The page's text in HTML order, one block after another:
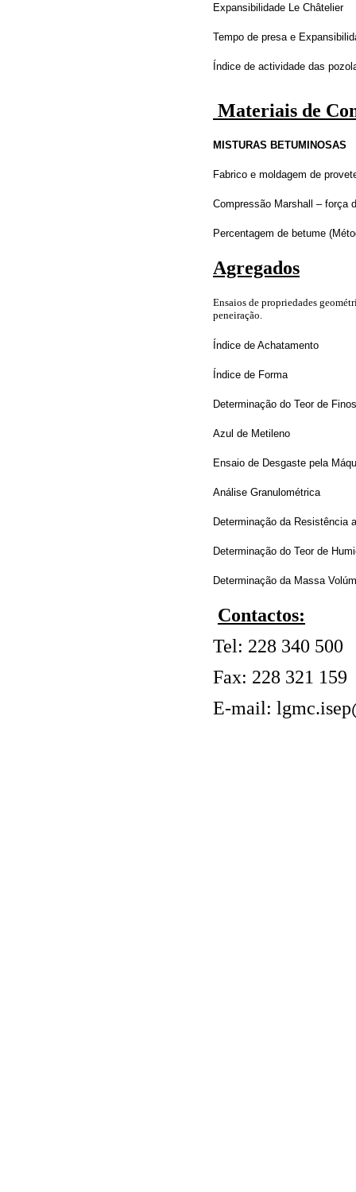
Expansibilidade Le Châtelier
Tempo de presa e
Índice de actividade das
Materiais de
MISTURAS BETUMINOSAS
Fabrico e moldagem de
Compressão Marshall – força
Percentagem de betume
Agregados
Ensaios de propriedades
peneiração.
Índice de Achatamento
Índice de Forma
Determinação do Teor de
Azul de Metileno
Ensaio de Desgaste pela
Análise Granulométrica
Determinação da Resistência
Determinação do Teor de
Determinação da Massa
Contactos:
Tel: 228 340 500
Fax: 228 321 159
E-mail: